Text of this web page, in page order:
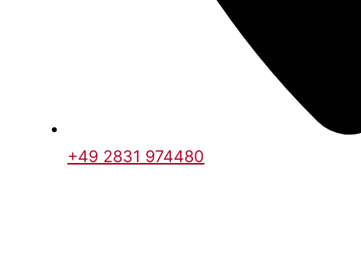
+49 2831 974480